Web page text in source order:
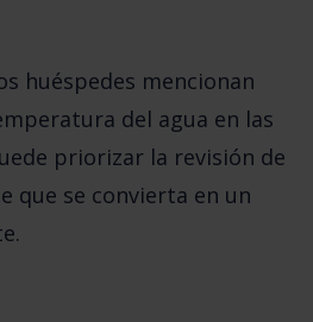
huéspedes mencionan
del agua en las
priorizar la revisión de
que se convierta en un